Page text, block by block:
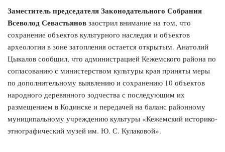
Заместитель председателя Законодательного Собрания
Всеволод Севастьянов заострил внимание на том, что
сохранение объектов культурного наследия и объектов
археологии в зоне затопления остается открытым. Анатолий
Цыкалов сообщил, что администрацией Кежемского района по
согласованию с министерством культуры края приняты меры
по дополнительному выявлению и сохранению 10 объектов
народного деревянного зодчества с последующим их
размещением в Кодинске и передачей на баланс районному
муниципальному учреждению культуры «Кежемский историко-
этнографический музей им. Ю. С. Кулаковой».